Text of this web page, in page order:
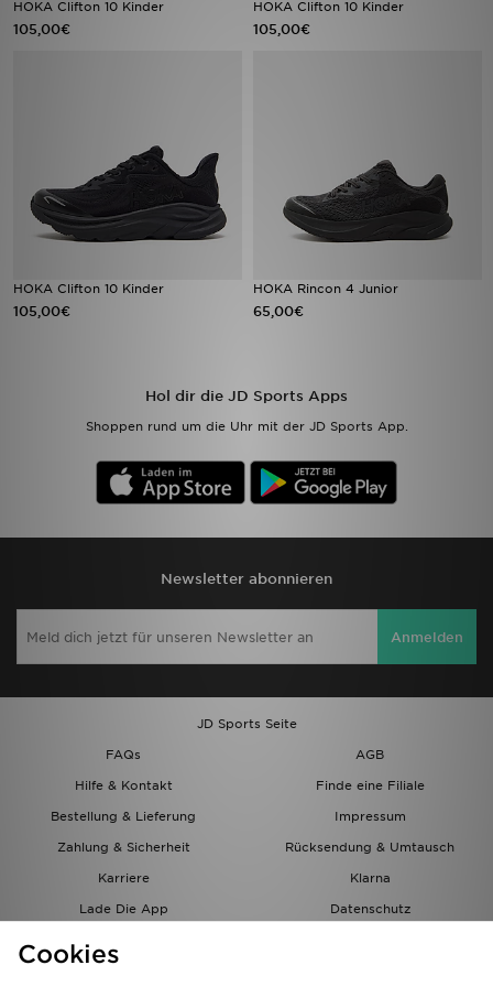
HOKA Clifton 10 Kinder
105,00€
HOKA Clifton 10 Kinder
105,00€
HOKA Clifton 10 Kinder
105,00€
HOKA Rincon 4 Junior
65,00€
Hol dir die JD Sports Apps
Shoppen rund um die Uhr mit der JD Sports App.
Newsletter abonnieren
Anmelden
JD Sports Seite
FAQs
AGB
Hilfe & Kontakt
Finde eine Filiale
Bestellung & Lieferung
Impressum
Zahlung & Sicherheit
Rücksendung & Umtausch
Karriere
Klarna
Lade Die App
Datenschutz
Filialfinder
Meine Nachrichten
Cookies